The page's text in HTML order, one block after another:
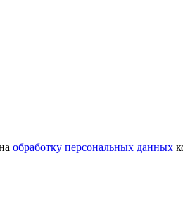
обработку персональных данных